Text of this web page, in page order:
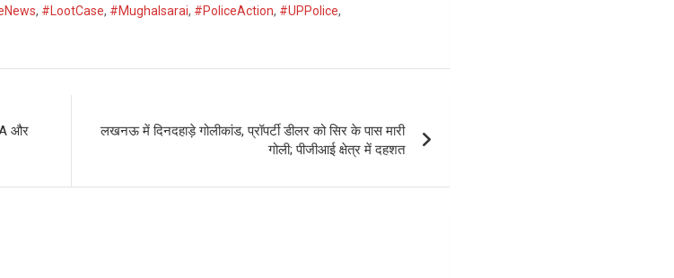
, #LootCase, #Mughalsarai, #PoliceAction, #UPPolice,
और
लखनऊ में दिनदहाड़े गोलीकांड, प्रॉपर्टी डीलर को सिर के पास मारी
गोली; पीजीआई क्षेत्र में दहशत